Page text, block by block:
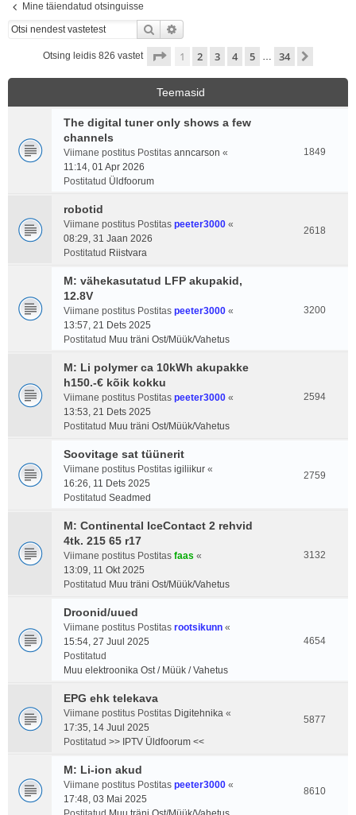
Mine täiendatud otsinguisse
Otsi
Otsing leidis 826 vastet . leht34 -st
1 2 3 4 5 … 34
Teemasid
The digital tuner only shows a few
channels
Viimane postitus Postitas anncarson «
11:14, 01 Apr 2026
Postitatud Üldfoorum
1849
robotid
Viimane postitus Postitas peeter3000 «
08:29, 31 Jaan 2026
Postitatud Riistvara
2618
M: vähekasutatud LFP akupakid,
12.8V
Viimane postitus Postitas peeter3000 «
13:57, 21 Dets 2025
Postitatud Muu träni Ost/Müük/Vahetus
3200
M: Li polymer ca 10kWh akupakke
h150.-€ kõik kokku
Viimane postitus Postitas peeter3000 «
13:53, 21 Dets 2025
Postitatud Muu träni Ost/Müük/Vahetus
2594
Soovitage sat tüünerit
Viimane postitus Postitas igiliikur «
16:26, 11 Dets 2025
Postitatud Seadmed
2759
M: Continental IceContact 2 rehvid
4tk. 215 65 r17
Viimane postitus Postitas faas «
13:09, 11 Okt 2025
Postitatud Muu träni Ost/Müük/Vahetus
3132
Droonid/uued
Viimane postitus Postitas rootsikunn «
15:54, 27 Juul 2025
Postitatud
Muu elektroonika Ost / Müük / Vahetus
4654
EPG ehk telekava
Viimane postitus Postitas Digitehnika «
17:35, 14 Juul 2025
Postitatud >> IPTV Üldfoorum <<
5877
M: Li-ion akud
Viimane postitus Postitas peeter3000 «
17:48, 03 Mai 2025
8610